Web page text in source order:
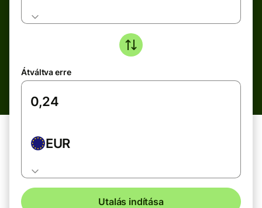
Átváltva erre
EUR
Utalás indítása